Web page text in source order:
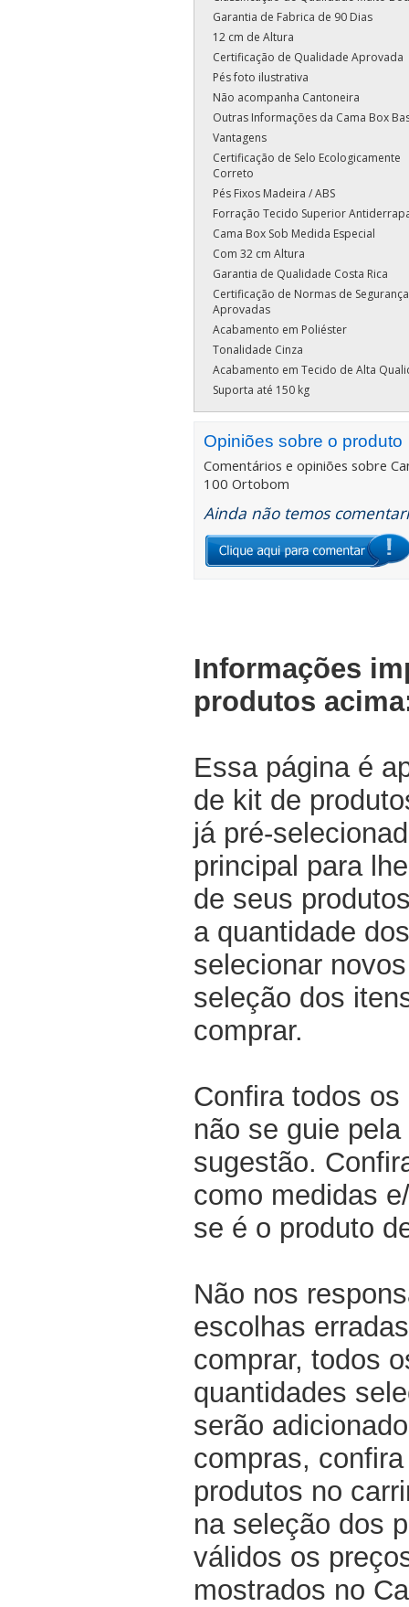
Garantia de Fabrica de 90 Dias
12 cm de Altura
Certificação de Qualidade Aprovada
Pés foto ilustrativa
Não acompanha Cantoneira
Outras Informações da Cama Box
Vantagens
Certificação de Selo Ecologicamente
Correto
Pés Fixos Madeira / ABS
Forração Tecido Superior
Cama Box Sob Medida Especial
Com 32 cm Altura
Garantia de Qualidade Costa Rica
Certificação de Normas de Segurança
Aprovadas
Acabamento em Poliéster
Tonalidade Cinza
Acabamento em Tecido de Alta
Suporta até 150 kg
Opiniões sobre o produto
Comentários e opiniões sobre
100 Ortobom
Ainda não temos
Informações
produtos
Essa página é
de kit de
já pré-
principal para
de seus
a quantidade
selecionar
seleção dos
comprar.
Confira todos
não se guie
sugestão.
como medidas
se é o produto
Não nos
escolhas
comprar, todos
quantidades
serão
compras,
produtos no
na seleção dos
válidos os
mostrados no